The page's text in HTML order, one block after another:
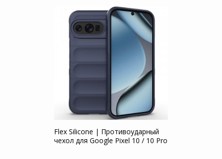
Flex Silicone | Противоударный
чехол для Google Pixel 10 / 10 Pro